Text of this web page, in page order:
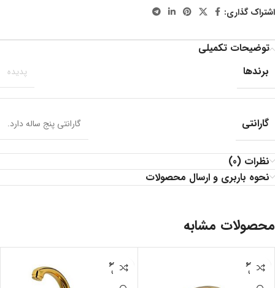
اشتراک گذاری:
توضیحات تکمیلی
برندها
پدیده
گارانتی گارانتی پنج ساله دارد.
نظرات (0)
نحوه باربری و ارسال محصولات
محصولات مشابه
اتمام مو
جودی
اتمام مو
جودی